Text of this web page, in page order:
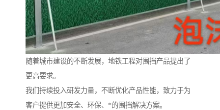
随着城市建设的不断发展，地铁工程对围挡产品提出了
更高要求。
我们持续投入研发力量，不断优化产品性能，致力于为
客户提供更加安全、环保、*的围挡解决方案。